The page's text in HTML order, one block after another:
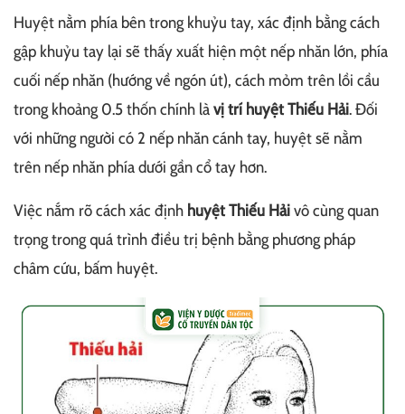
Huyệt nằm phía bên trong khuỷu tay, xác định bằng cách
gập khuỷu tay lại sẽ thấy xuất hiện một nếp nhăn lớn, phía
cuối nếp nhăn (hướng về ngón út), cách mỏm trên lồi cầu
trong khoảng 0.5 thốn chính làvị trí huyệt Thiếu Hải. Đối
với những người có 2 nếp nhăn cánh tay, huyệt sẽ nằm
trên nếp nhăn phía dưới gần cổ tay hơn.
Việc nắm rõ cách xác định huyệt Thiếu Hảivô cùng quan
trọng trong quá trình điều trị bệnh bằng phương pháp
châm cứu, bấm huyệt.